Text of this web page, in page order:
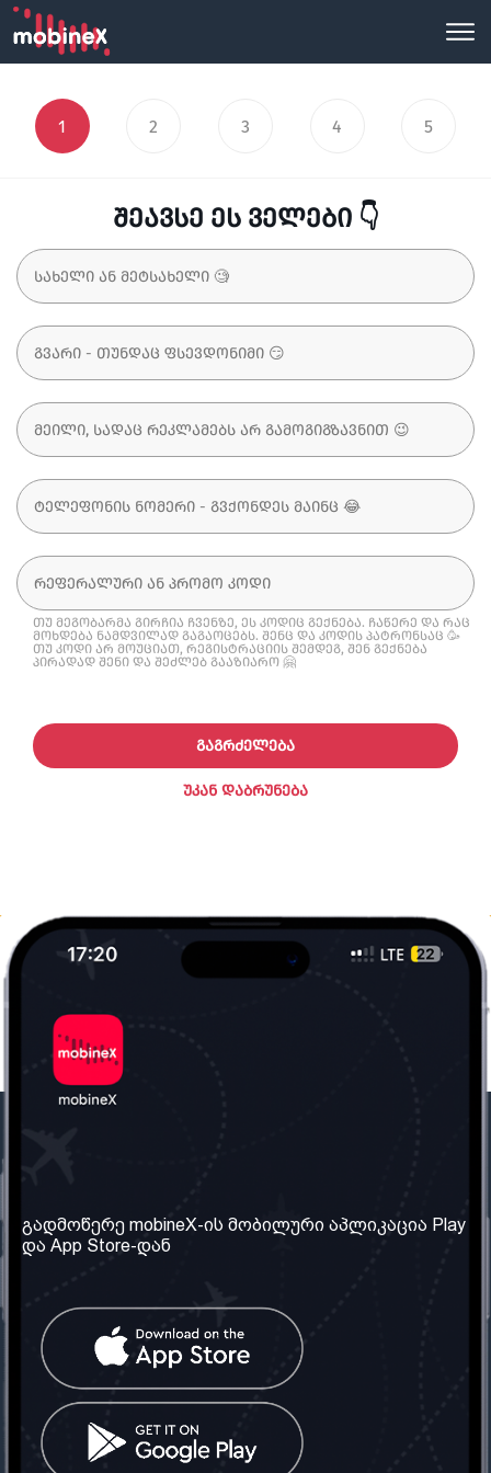
1 2 3 4 5
შეავსე ეს ველები 👇
თუ მეგობარმა გირჩია ჩვენზე, ეს კოდიც გექნება. ჩაწერე და რაც
მოხდება ნამდვილად გაგაოცებს. შენც და კოდის პატრონსაც 🥳
თუ კოდი არ მოუციათ, რეგისტრაციის შემდეგ, შენ გექნება
პირადად შენი და შეძლებ გააზიარო 🤗
ᲣᲙᲐᲜ ᲓᲐᲑᲠᲣᲜᲔᲑᲐ
ᲒᲐᲒᲠᲫᲔᲚᲔᲑᲐ
ჩვენ შესახებ
ჩვენი სერვისები
წესები და პირობები
კითხვები
კონტაქტი
საქართველო: თბილისი
ტელ: 032 2 04 00 50
სოციალური ქსელი
გადმოწერე mobineX-ის მობილური აპლიკაცია Play
და App Store-დან